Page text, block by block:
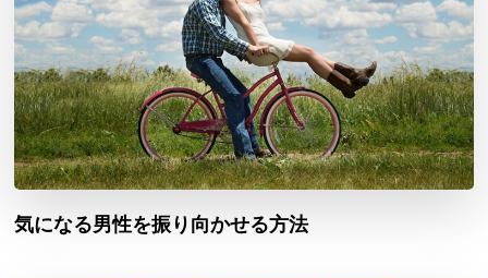
気になる男性を振り向かせる方法